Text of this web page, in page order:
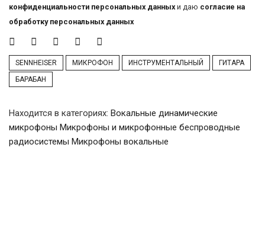
конфиденциальности персональных данных и даю согласие на
обработку персональных данных
SENNHEISER МИКРОФОН ИНСТРУМЕНТАЛЬНЫЙ
ГИТАРА
БАРАБАН
Находится в категориях: Вокальные динамические
микрофоны Микрофоны и микрофонные беспроводные
радиосистемы Микрофоны вокальные